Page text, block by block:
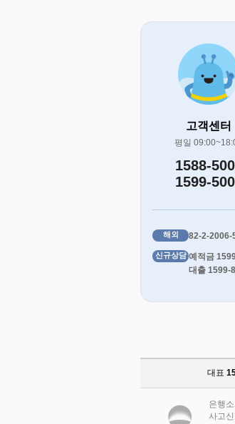
고객센터
평일
1588-
1599-
해외 82-2-2006-
신규상담 예적금
대출 1599-
대표
은행소
사고